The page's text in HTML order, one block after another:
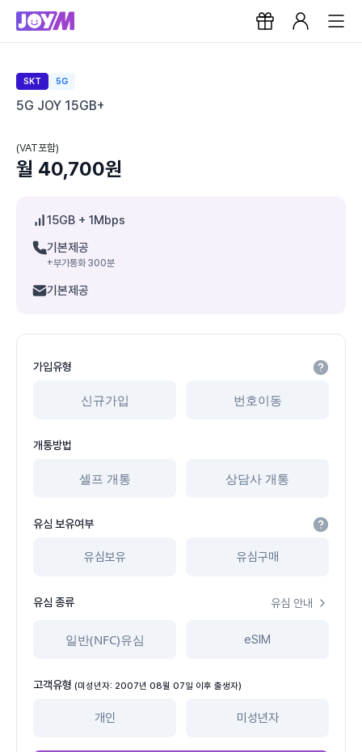
SKT 5G
5G JOY 15GB+
(VAT포함)
월 40,700원
15GB + 1Mbps
기본제공
+부가통화 300분
기본제공
가입유형
신규가입 번호이동
개통방법
셀프 개통 상담사 개통
유심 보유여부
유심보유 유심구매
유심 종류 유심 안내
일반(NFC)유심 eSIM
고객유형 (미성년자: 2007년 08월 07일 이후 출생자)
개인 미성년자